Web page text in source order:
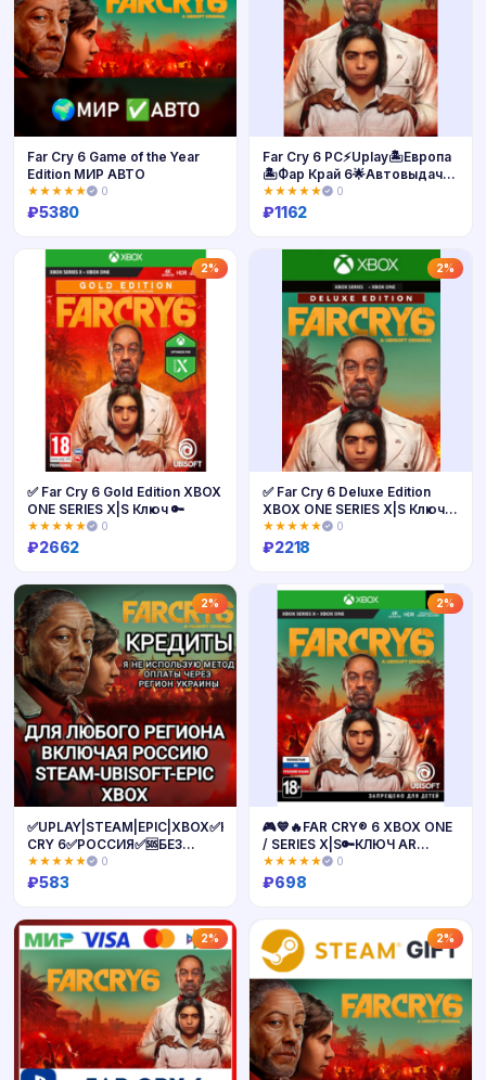
Купить
Far Cry 6 Game of the Year
Edition МИР АВТО
★★★★★ 0
₽5380
Купить
Far Cry 6 PC⚡Uplay🏝️Европа
🏝️Фар Край 6🌟Автовыдача
🌟
★★★★★ 0
₽1162
2%
Купить
✅ Far Cry 6 Gold Edition XBOX
ONE SERIES X|S Ключ 🔑
★★★★★ 0
₽2662
2%
Купить
✅ Far Cry 6 Deluxe Edition
XBOX ONE SERIES X|S Ключ
🔑
★★★★★ 0
₽2218
2%
Купить
✅UPLAY|STEAM|EPIC|XBOX✅КРЕДИТЫ✅FAR
CRY 6✅РОССИЯ✅🆘БЕЗ
МЕТОДА УКРАИНЫ🆘
★★★★★ 0
₽583
2%
🎮💙🔥FAR CRY® 6 XBOX ONE
/ SERIES X|S🔑КЛЮЧ AR
ЛИЦЕНЗИЯ
★★★★★ 0
₽698
2% 2%